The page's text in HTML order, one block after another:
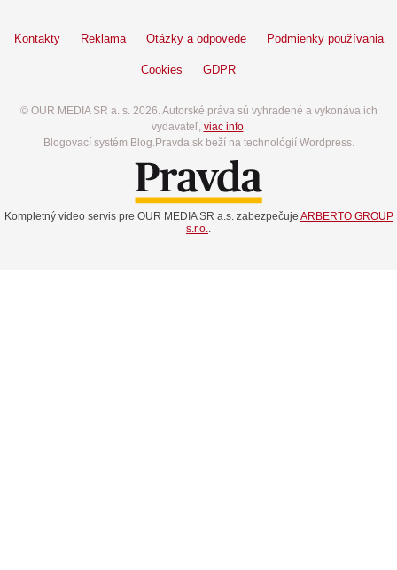
Kontakty Reklama Otázky a odpovede Podmienky používania
Cookies GDPR
© OUR MEDIA SR a. s. 2026. Autorské práva sú vyhradené a vykonáva ich
vydavateľ, viac info.
Blogovací systém Blog.Pravda.sk beží na technológií Wordpress.
Kompletný video servis pre OUR MEDIA SR a.s. zabezpečuje ARBERTO GROUP
s.r.o..